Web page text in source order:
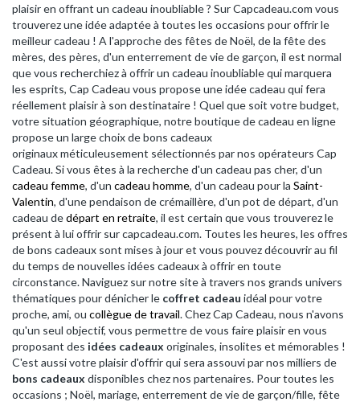
plaisir en offrant un cadeau inoubliable ? Sur Capcadeau.com vous
trouverez une idée adaptée à toutes les occasions pour offrir le
meilleur cadeau ! A l'approche des fêtes de Noël, de la fête des
mères, des pères, d'un enterrement de vie de garçon, il est normal
que vous recherchiez à offrir un cadeau inoubliable qui marquera
les esprits, Cap Cadeau vous propose une idée cadeau qui fera
réellement plaisir à son destinataire ! Quel que soit votre budget,
votre situation géographique, notre boutique de cadeau en ligne
propose un large choix de bons cadeaux
originaux méticuleusement sélectionnés par nos opérateurs Cap
Cadeau. Si vous êtes à la recherche d'un cadeau pas cher, d'un
cadeau femme, d'un cadeau homme, d'un cadeau pour la Saint-
Valentin, d'une pendaison de crémaillère, d'un pot de départ, d'un
cadeau dedépart en retraite, il est certain que vous trouverez le
présent à lui offrir sur capcadeau.com. Toutes les heures, les offres
de bons cadeaux sont mises à jour et vous pouvez découvrir au fil
du temps de nouvelles idées cadeaux à offrir en toute
circonstance. Naviguez sur notre site à travers nos grands univers
thématiques pour dénicher le coffret cadeau idéal pour votre
proche, ami, ou collègue de travail. Chez Cap Cadeau, nous n'avons
qu'un seul objectif, vous permettre de vous faire plaisir en vous
proposant des idées cadeaux originales, insolites et mémorables !
C'est aussi votre plaisir d'offrir qui sera assouvi par nos milliers de
bons cadeaux disponibles chez nos partenaires. Pour toutes les
occasions ; Noël, mariage, enterrement de vie de garçon/fille, fête